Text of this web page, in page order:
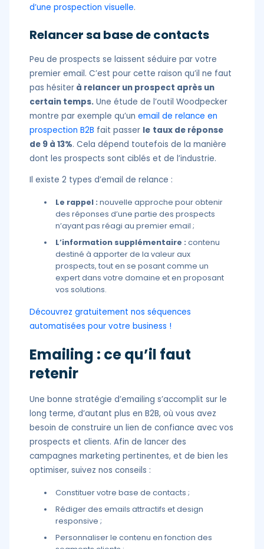
d’une prospection visuelle.
Relancer sa base de contacts
Peu de prospects se laissent séduire par votre
premier email. C’est pour cette raison qu’il ne faut
pas hésiter à relancer un prospect après un
certain temps. Une étude de l’outil Woodpecker
montre par exemple qu’un email de relance en
prospection B2B fait passer le taux de réponse
de 9 à 13%. Cela dépend toutefois de la manière
dont les prospects sont ciblés et de l’industrie.
Il existe 2 types d’email de relance :
Le rappel : nouvelle approche pour obtenir
des réponses d’une partie des prospects
n’ayant pas réagi au premier email ;
L’information supplémentaire : contenu
destiné à apporter de la valeur aux
prospects, tout en se posant comme un
expert dans votre domaine et en proposant
vos solutions.
Découvrez gratuitement nos séquences
automatisées pour votre business !
Emailing : ce qu’il faut
retenir
Une bonne stratégie d’emailing s’accomplit sur le
long terme, d’autant plus en B2B, où vous avez
besoin de construire un lien de confiance avec vos
prospects et clients. Afin de lancer des
campagnes marketing pertinentes, et de bien les
optimiser, suivez nos conseils :
Constituer votre base de contacts ;
Rédiger des emails attractifs et design
responsive ;
Personnaliser le contenu en fonction des